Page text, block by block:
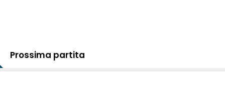
Prossima partita